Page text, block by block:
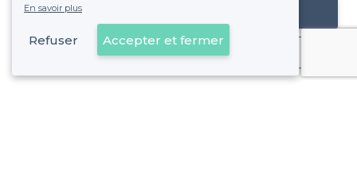
Référencer mon établissement
Déjà client
En savoir plus
Refuser Accepter et fermer